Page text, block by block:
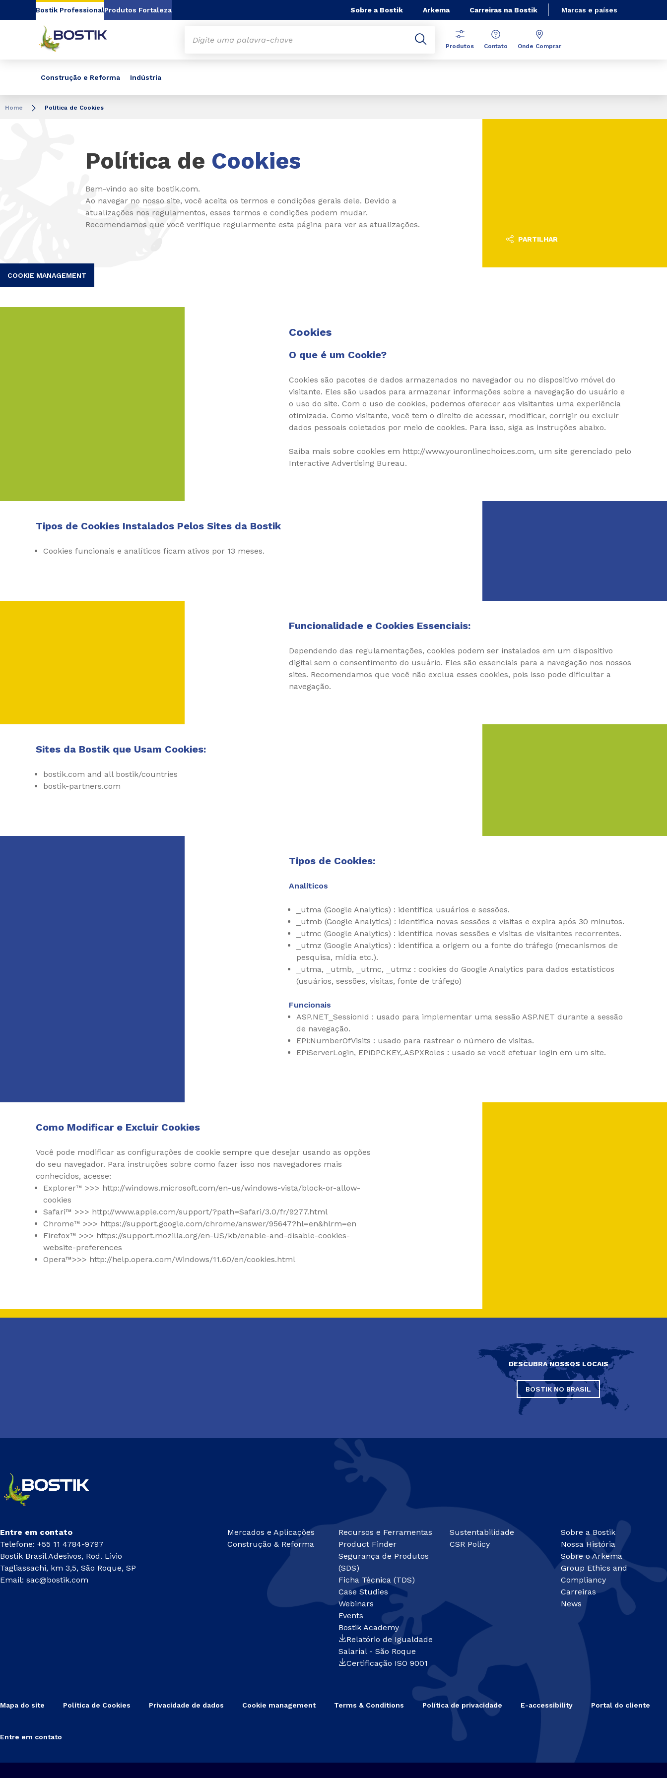
Go to content Go to navigation Go to search
Bostik ProfessionalProdutos Fortaleza Sobre a Bostik Arkema Carreiras na Bostik Marcas e países
Construção e Reforma Indústria
Produtos Contato Onde Comprar
Home Política de Cookies
Política de Cookies
Bem-vindo ao site bostik.com.
Ao navegar no nosso site, você aceita os termos e condições gerais dele. Devido a
atualizações nos regulamentos, esses termos e condições podem mudar.
Recomendamos que você verifique regularmente esta página para ver as atualizações.
PARTILHAR
COOKIE MANAGEMENT
Cookies
O que é um Cookie?
Cookies são pacotes de dados armazenados no navegador ou no dispositivo móvel do
visitante. Eles são usados para armazenar informações sobre a navegação do usuário e
o uso do site. Com o uso de cookies, podemos oferecer aos visitantes uma experiência
otimizada. Como visitante, você tem o direito de acessar, modificar, corrigir ou excluir
dados pessoais coletados por meio de cookies. Para isso, siga as instruções abaixo.
Saiba mais sobre cookies em http://www.youronlinechoices.com, um site gerenciado pelo
Interactive Advertising Bureau.
Tipos de Cookies Instalados Pelos Sites da Bostik
Cookies funcionais e analíticos ficam ativos por 13 meses.
Funcionalidade e Cookies Essenciais:
Dependendo das regulamentações, cookies podem ser instalados em um dispositivo
digital sem o consentimento do usuário. Eles são essenciais para a navegação nos nossos
sites. Recomendamos que você não exclua esses cookies, pois isso pode dificultar a
navegação.
Sites da Bostik que Usam Cookies:
bostik.com and all bostik/countries
bostik-partners.com
Tipos de Cookies:
Analíticos
_utma (Google Analytics) : identifica usuários e sessões.
_utmb (Google Analytics) : identifica novas sessões e visitas e expira após 30 minutos.
_utmc (Google Analytics) : identifica novas sessões e visitas de visitantes recorrentes.
_utmz (Google Analytics) : identifica a origem ou a fonte do tráfego (mecanismos de
pesquisa, mídia etc.).
_utma, _utmb, _utmc, _utmz : cookies do Google Analytics para dados estatísticos
(usuários, sessões, visitas, fonte de tráfego)
Funcionais
ASP.NET_SessionId : usado para implementar uma sessão ASP.NET durante a sessão
de navegação.
EPi:NumberOfVisits : usado para rastrear o número de visitas.
EPiServerLogin, EPiDPCKEY,.ASPXRoles : usado se você efetuar login em um site.
Como Modificar e Excluir Cookies
Você pode modificar as configurações de cookie sempre que desejar usando as opções
do seu navegador. Para instruções sobre como fazer isso nos navegadores mais
conhecidos, acesse:
Explorer™ >>> http://windows.microsoft.com/en-us/windows-vista/block-or-allow-
cookies
Safari™ >>> http://www.apple.com/support/?path=Safari/3.0/fr/9277.html
Chrome™ >>> https://support.google.com/chrome/answer/95647?hl=en&hlrm=en
Firefox™ >>> https://support.mozilla.org/en-US/kb/enable-and-disable-cookies-
website-preferences
Opera™>>> http://help.opera.com/Windows/11.60/en/cookies.html
DESCUBRA NOSSOS LOCAIS
BOSTIK NO BRASIL
Entre em contato
Telefone: +55 11 4784-9797
Bostik Brasil Adesivos, Rod. Livio
Tagliassachi, km 3,5, São Roque, SP
Email: sac@bostik.com
Mercados e Aplicações
Construção & Reforma
Recursos e Ferramentas
Product Finder
Segurança de Produtos
(SDS)
Ficha Técnica (TDS)
Case Studies
Webinars
Events
Bostik Academy
Relatório de Igualdade
Salarial - São Roque
Certificação ISO 9001
Sustentabilidade
CSR Policy
Sobre a Bostik
Nossa História
Sobre o Arkema
Group Ethics and
Compliancy
Carreiras
News
Mapa do site Política de Cookies Privacidade de dados Cookie management Terms & Conditions Política de privacidade E-accessibility Portal do cliente
Entre em contato